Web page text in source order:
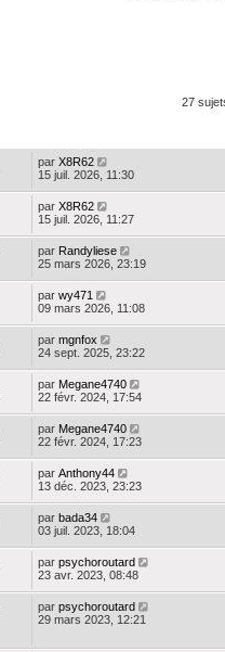
27
par X8R62
15 juil. 2026, 11:30
par X8R62
15 juil. 2026, 11:27
par Randyliese
25 mars 2026, 23:19
par wy471
09 mars 2026, 11:08
par mgnfox
24 sept. 2025, 23:22
par Megane4740
22 févr. 2024, 17:54
par Megane4740
22 févr. 2024, 17:23
par Anthony44
13 déc. 2023, 23:23
par bada34
03 juil. 2023, 18:04
par psychoroutard
23 avr. 2023, 08:48
par psychoroutard
29 mars 2023, 12:21